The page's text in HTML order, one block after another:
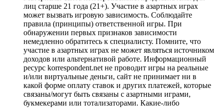
лиц старше 21 года (21+). Участие в азартных играх
может вызвать игровую зависимость. Соблюдайте
правила (принципы) ответственной игры. При
обнаружении первых признаков зависимости
немедленно обратитесь к специалисту. Помните, что
участие в азартных играх не может являться источником
доходов или альтернативой работе. Информационный
ресурс korrespondent.net не проводит игры на реальные
и/или виртуальные деньги, сайт не принимает ни в
какой форме оплату ставок и других платежей, которые
связаны/могут быть связаны с азартными играми,
букмекерами или тотализаторами. Какие-либо